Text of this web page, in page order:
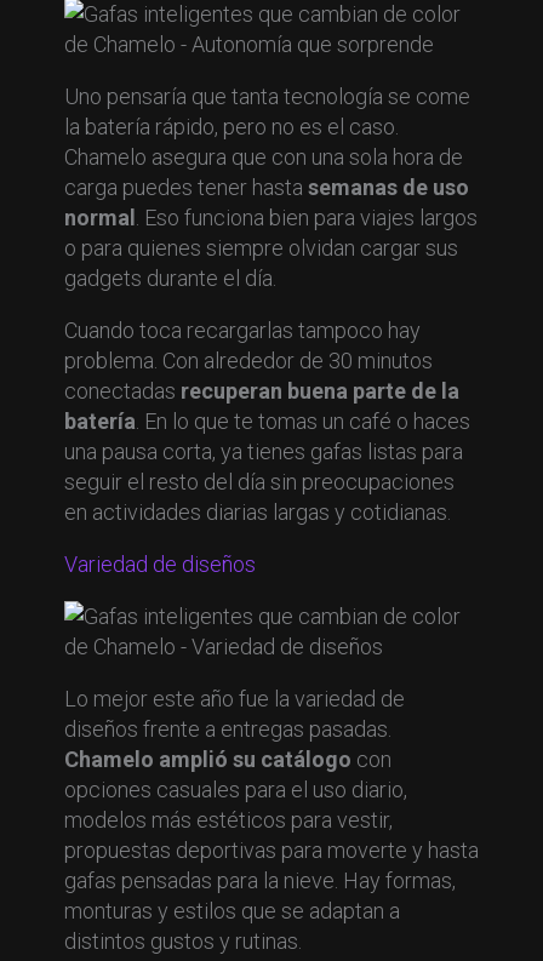
Uno pensaría que tanta tecnología se come
la batería rápido, pero no es el caso.
Chamelo asegura que con una sola hora de
carga puedes tener hasta semanas de uso
normal . Eso funciona bien para viajes largos
o para quienes siempre olvidan cargar sus
gadgets durante el día.
Cuando toca recargarlas tampoco hay
problema. Con alrededor de 30 minutos
conectadas recuperan buena parte de la
batería . En lo que te tomas un café o haces
una pausa corta, ya tienes gafas listas para
seguir el resto del día sin preocupaciones
en actividades diarias largas y cotidianas.
Variedad de diseños
Lo mejor este año fue la variedad de
diseños frente a entregas pasadas.
Chamelo amplió su catálogo con
opciones casuales para el uso diario,
modelos más estéticos para vestir,
propuestas deportivas para moverte y hasta
gafas pensadas para la nieve. Hay formas,
monturas y estilos que se adaptan a
distintos gustos y rutinas.